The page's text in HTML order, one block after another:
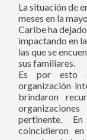
La situación de
meses en la
Caribe ha
impactando en
las que se
sus familiares.
Es por esto
organización
brindaron
pertinente.
coincidieron